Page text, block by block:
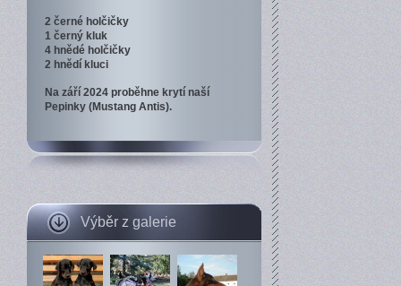
2 černé holčičky
1 černý kluk
4 hnědé holčičky
2 hnědí kluci
Na září 2024 proběhne krytí naší
Pepinky (Mustang Antis).
Výběr z galerie